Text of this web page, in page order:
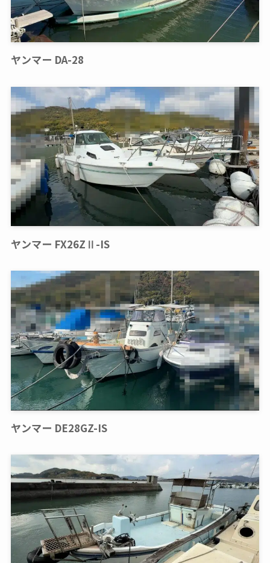
ヤンマー DA-28
ヤンマー FX26ZⅡ-IS
ヤンマー DE28GZ-IS